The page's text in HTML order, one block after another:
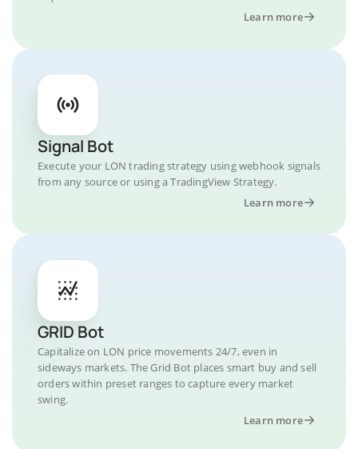
Learn more
Signal Bot
Execute your LON trading strategy using webhook signals
from any source or using a TradingView Strategy.
Learn more
GRID Bot
Capitalize on LON price movements 24/7, even in
sideways markets. The Grid Bot places smart buy and sell
orders within preset ranges to capture every market
swing.
Learn more